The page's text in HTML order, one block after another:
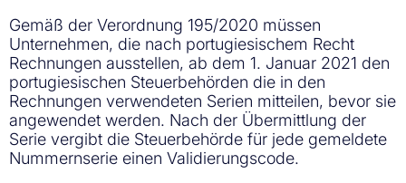
Gemäß der Verordnung 195/2020 müssen
Unternehmen, die nach portugiesischem Recht
Rechnungen ausstellen, ab dem 1. Januar 2021 den
portugiesischen Steuerbehörden die in den
Rechnungen verwendeten Serien mitteilen, bevor sie
angewendet werden. Nach der Übermittlung der
Serie vergibt die Steuerbehörde für jede gemeldete
Nummernserie einen Validierungscode.